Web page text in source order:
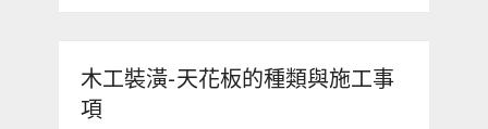
木工裝潢-天花板的種類與施工事
項